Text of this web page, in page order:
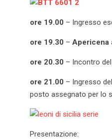
ore 19.00 – Ingresso
ore 19.30 – Apericena
ore 20.30 – Incontro
ore 21.00 – Ingresso
posto assegnato per lo
Presentazione: